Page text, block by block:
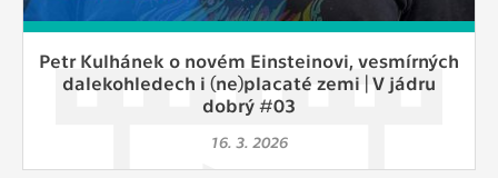
Petr Kulhánek o novém Einsteinovi, vesmírných
dalekohledech i (ne)placaté zemi | V jádru
dobrý #03
16. 3. 2026